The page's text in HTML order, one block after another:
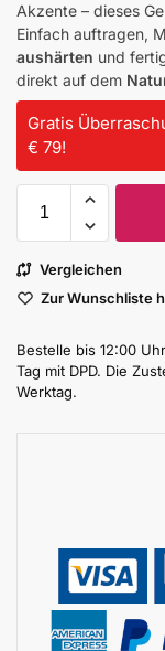
Akzente – dieses
Einfach auftragen,
aushärten und
direkt auf dem
Gratis
€ 79!
Vergleichen
Zur Wunschliste
Bestelle bis 12:00
Tag mit DPD. Die
Werktag.